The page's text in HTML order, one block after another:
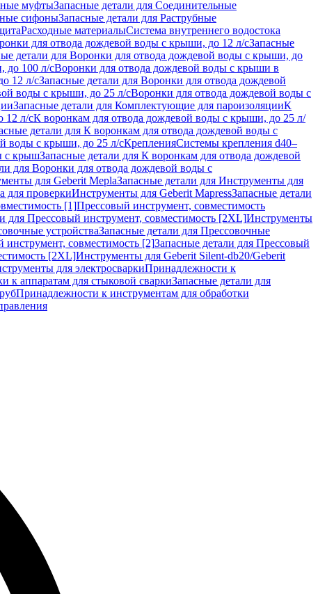
муфтыЗапасные детали для Соединительные
сифоныЗапасные детали для Раструбные
Расходные материалыСистема внутреннего водостока
для отвода дождевой воды с крыши, до 12 л/сЗапасные
детали для Воронки для отвода дождевой воды с крыши, до
до 100 л/сВоронки для отвода дождевой воды с крыши в
12 л/сЗапасные детали для Воронки для отвода дождевой
воды с крыши, до 25 л/сВоронки для отвода дождевой воды с
Запасные детали для Комплектующие для пароизоляцииК
12 л/сК воронкам для отвода дождевой воды с крыши, до 25 л/
детали для К воронкам для отвода дождевой воды с
воды с крыши, до 25 л/сКрепленияСистемы крепления d40–
с крышЗапасные детали для К воронкам для отвода дождевой
для Воронки для отвода дождевой воды с
для Geberit MeplaЗапасные детали для Инструменты для
для проверкиИнструменты для Geberit MapressЗапасные детали
[1]Прессовый инструмент, совместимость
для Прессовый инструмент, совместимость [2XL]Инструменты
устройстваЗапасные детали для Прессовочные
инструмент, совместимость [2]Запасные детали для Прессовый
[2XL]Инструменты для Geberit Silent-db20/Geberit
для электросваркиПринадлежности к
к аппаратам для стыковой сваркиЗапасные детали для
Принадлежности к инструментам для обработки